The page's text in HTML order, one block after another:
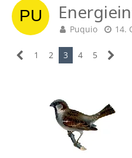
Puquio 14.
1 2 3 4 5